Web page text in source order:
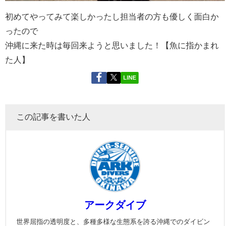
初めてやってみて楽しかったし担当者の方も優しく面白か
ったので
沖縄に来た時は毎回来ようと思いました！【魚に指かまれ
た人】
LINE
この記事を書いた人
アークダイブ
世界屈指の透明度と、多種多様な生態系を誇る沖縄でのダイビン